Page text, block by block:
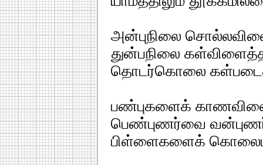
அன்புநிலை
துன்பநிலை
தொடர்கொலை
பண்புகளைக்
பெண்புணர்வை
பிள்ளைகளைக்